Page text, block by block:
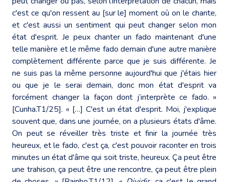
c'est ce qu'on ressent au [sur le] moment où on le chante,
et c'est aussi un sentiment qui peut changer selon mon
état d'esprit. Je peux chanter un fado maintenant d'une
telle manière et le même fado demain d'une autre manière
complètement différente parce que je suis différente. Je
ne suis pas la même personne aujourd'hui que j'étais hier
ou que je le serai demain, donc mon état d'esprit va
forcément changer la façon dont j’interprète ce fado. »
[Cunha.T1/25]. « […] C'est un état d'esprit. Moi, j'explique
souvent que, dans une journée, on a plusieurs états d'âme.
On peut se réveiller très triste et finir la journée très
heureux, et le fado, c'est ça, c'est pouvoir raconter en trois
minutes un état d'âme qui soit triste, heureux. Ça peut être
une trahison, ça peut être une rencontre, ça peut être plein